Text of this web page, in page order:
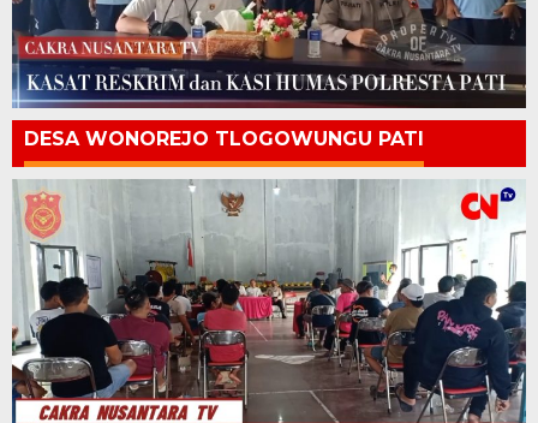
DESA WONOREJO TLOGOWUNGU PATI